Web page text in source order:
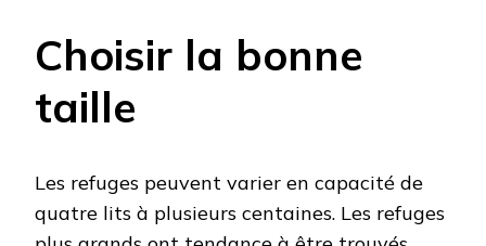
Choisir la bonne
taille
Les refuges peuvent varier en capacité de
quatre lits à plusieurs centaines. Les refuges